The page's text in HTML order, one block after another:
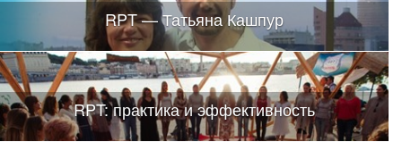
RPT — Татьяна Кашпур
RPT: практика и эффективность